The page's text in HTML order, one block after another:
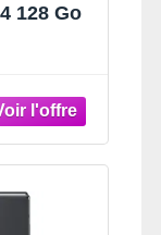
128 Go